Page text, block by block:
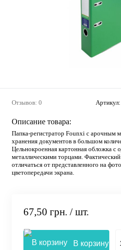
Отзывов: 0 Артикул:
Описание товара:
Папка-регистратор Founxi с арочным
хранения документов в большом
Цельнокроенная картонная обложка
металлическими торцами.
отличаться от представленного на
цветопередачи экрана.
67,50 грн. / шт.
В корзину